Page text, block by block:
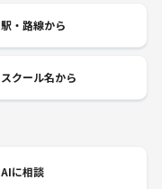
駅・路線から
スクール名から
AIに相談